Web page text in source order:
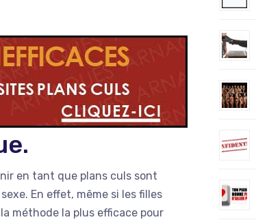
en tant que plans culs sont
En effet, même si les filles
méthode la plus efficace pour